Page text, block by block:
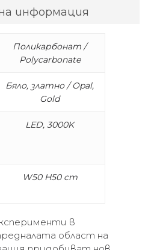
информация
Поликарбонат /
Polycarbonate
Бяло, златно / Opal,
Gold
LED, 3000K
W50 H50 cm
в
област на